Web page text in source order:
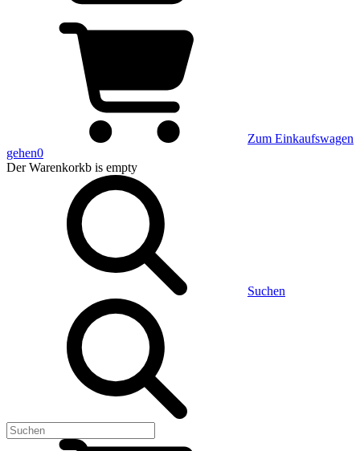
Zum Einkaufswagen
gehen0
Der Warenkorkb is empty
Suchen